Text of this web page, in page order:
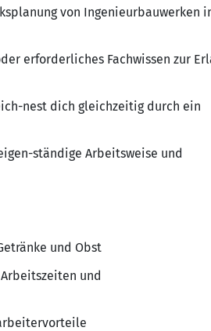
von Ingenieurbauwerken
erforderliches Fachwissen zur
nest dich gleichzeitig durch ein
ständige Arbeitsweise und
und Obst
und